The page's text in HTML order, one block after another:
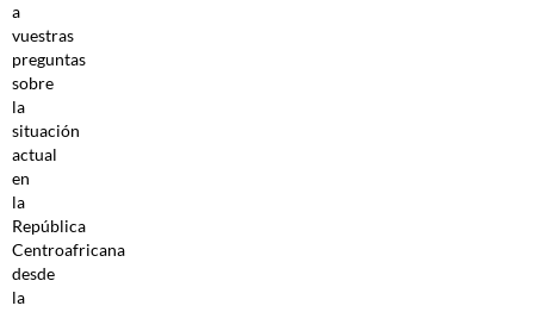
a
vuestras
preguntas
sobre
la
situación
actual
en
la
República
Centroafricana
desde
la